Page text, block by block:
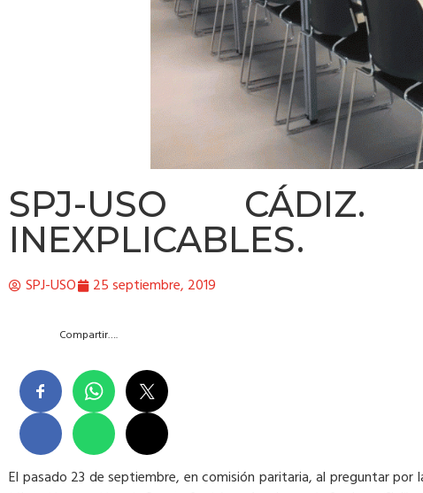
SPJ-USO CÁDIZ.
INEXPLICABLES.
SPJ-USO 25 septiembre, 2019
Compartir….
El pasado 23 de septiembre, en comisión paritaria, al preguntar